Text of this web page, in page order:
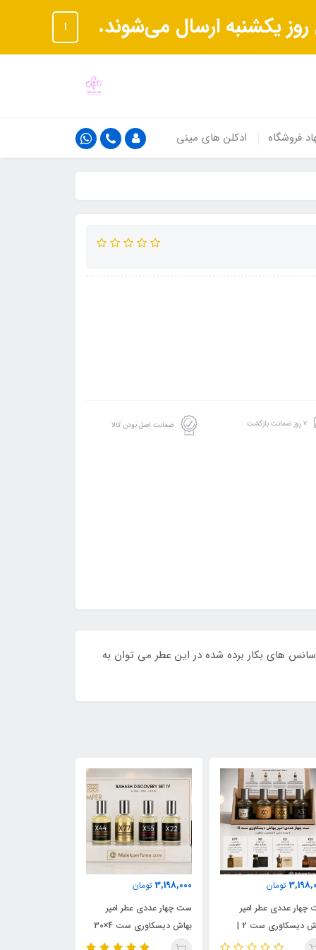
ا
فروشگاه ادکلن های مینی
۷ روز ضمانت بازگشت ضمانت اصل بودن کالا
های بکار برده شده در این عطر می توان به
تومان
عددی عطر امپر
بهاش دیسکاوری ست 2 |
رایحه‌های آمواج
3,198,000 تومان
ست چهار عددی عطر امپر
بهاش دیسکاوری ست 4×30
میل | مجموعه رایحه‌های